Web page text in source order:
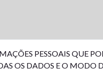
PESSOAIS QUE
OS DADOS E O MODO